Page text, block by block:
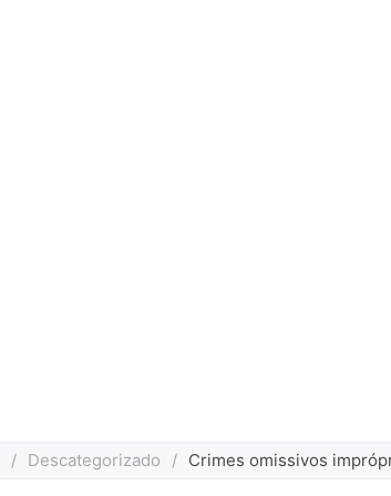
/ Descategorizado / Crimes omissivos